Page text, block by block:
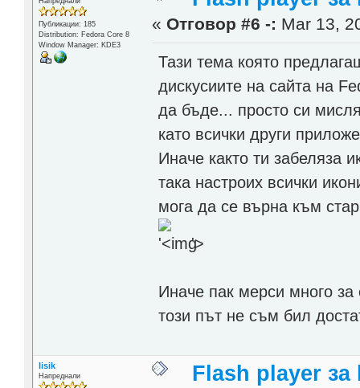
Публикации: 185
Distribution: Fedora Core 8
Window Manager: KDE3
« Отговор #6 -: Mar 13,
Тази тема която
дискусиите на сайта на
да бъде... просто си
като всички други
Иначе както ти забеляза
така настроих всички
мога да се върна към
'>
Иначе пак мерси много за
този път не съм бил
lisik
Напреднали Flash player за